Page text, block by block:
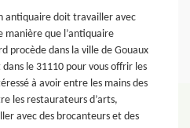
antiquaire doit travailler avec
manière que l’antiquaire
procède dans la ville de Gouaux
le 31110 pour vous offrir les
à avoir entre les mains des
les restaurateurs d’arts,
avec des brocanteurs et des